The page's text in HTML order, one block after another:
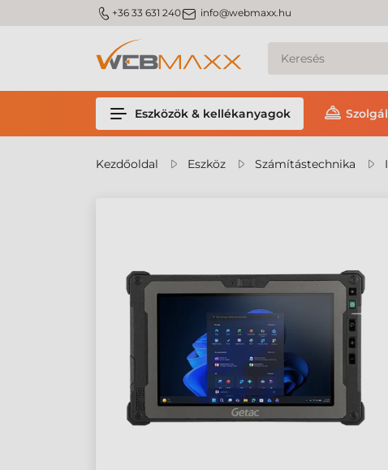
m_phone +36 33 631 240m_email info@webmaxx.hu
Eszközök & kellékanyagok
Kezdőoldal Eszköz Számítástechnika